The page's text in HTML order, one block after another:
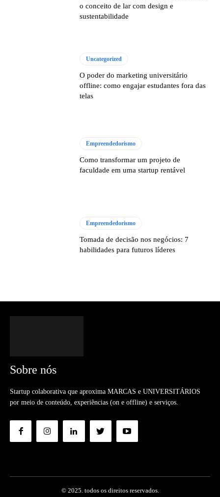
o conceito de lar com design e
sustentabilidade
Uncategorized
O poder do marketing universitário
offline: como engajar estudantes fora das
telas
Empreendedorismo
Como transformar um projeto de
faculdade em uma startup rentável
Empreendedorismo
Tomada de decisão nos negócios: 7
habilidades para futuros líderes
Sobre nós
Startup colaborativa que aproxima MARCAS e UNIVERSITÁRIOS
por meio de conteúdo, experiências (on e offline) e serviços.
© 2025. todos os direitos reservados.